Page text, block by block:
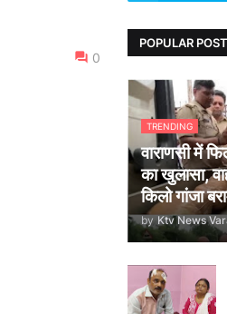
0
POPULAR
TRENDING
वाराणसी में
का खुलासा,
किलो गांजा
by Ktv News